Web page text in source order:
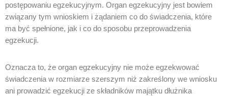
postępowaniu egzekucyjnym. Organ egzekucyjny jest bowiem
związany tym wnioskiem i żądaniem co do świadczenia, które
ma być spełnione, jak i co do sposobu przeprowadzenia
egzekucji.
Oznacza to, że organ egzekucyjny nie może egzekwować
świadczenia w rozmiarze szerszym niż zakreślony we wniosku
ani prowadzić egzekucji ze składników majątku dłużnika